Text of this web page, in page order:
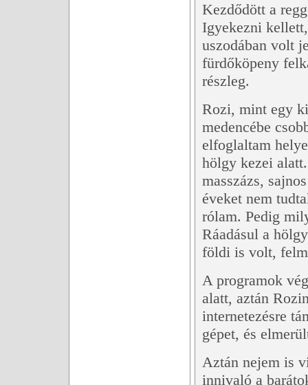
Kezdődött a
Igyekezni
uszodában volt
fürdőköpeny
részleg.
Rozi, mint egy
medencébe
elfoglaltam
hölgy kezei
masszázs,
éveket nem
rólam. Pedig
Ráadásul a
földi is volt,
A programok
alatt, aztán
internetezésre
gépet, és
Aztán nejem is
innivaló a